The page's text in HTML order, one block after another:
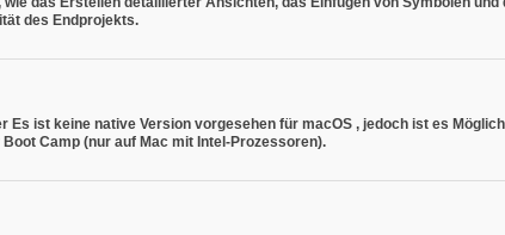
des Endprojekts.
Es ist keine native Version vorgesehen für macOS , jedoch ist es
Boot Camp (nur auf Mac mit Intel-Prozessoren).